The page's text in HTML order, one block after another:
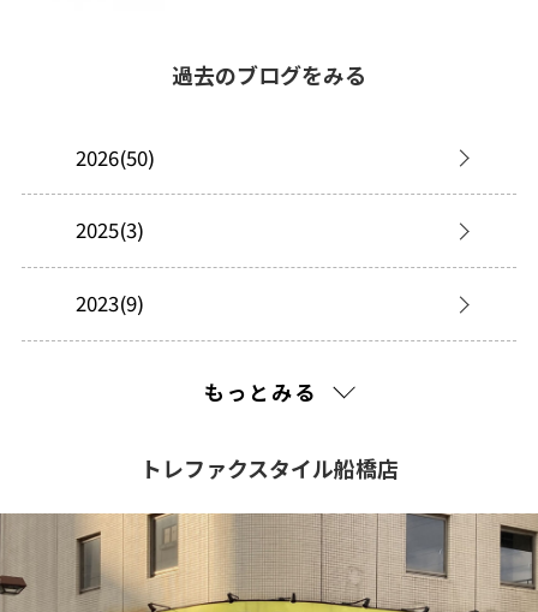
過去のブログをみる
2026(50)
2025(3)
2023(9)
2020(362)
2019(301)
もっとみる
トレファクスタイル船橋店